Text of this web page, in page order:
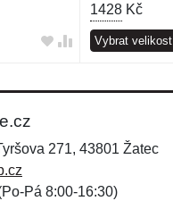
1428Kč
Vybrat velikost
271, 43801 Žatec
Pá 8:00-16:30)